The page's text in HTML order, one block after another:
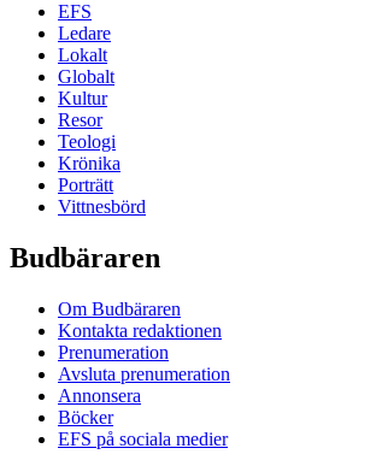
EFS
Ledare
Lokalt
Globalt
Kultur
Resor
Teologi
Krönika
Porträtt
Vittnesbörd
Budbäraren
Om Budbäraren
Kontakta redaktionen
Prenumeration
Avsluta prenumeration
Annonsera
Böcker
EFS på sociala medier